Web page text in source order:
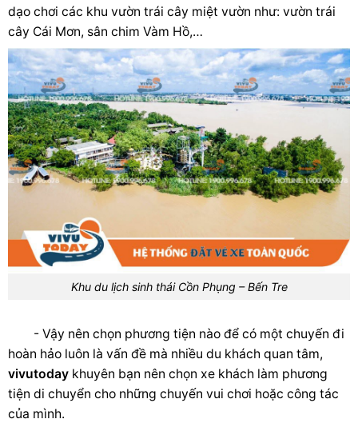
dạo chơi các khu vườn trái cây miệt vườn như: vườn trái
cây Cái Mơn, sân chim Vàm Hồ,…
Khu du lịch sinh thái Cồn Phụng – Bến Tre
- Vậy nên chọn phương tiện nào để có một chuyến đi
hoàn hảo luôn là vấn đề mà nhiều du khách quan tâm,
vivutoday khuyên bạn nên chọn xe khách làm phương
tiện di chuyển cho những chuyến vui chơi hoặc công tác
của mình.